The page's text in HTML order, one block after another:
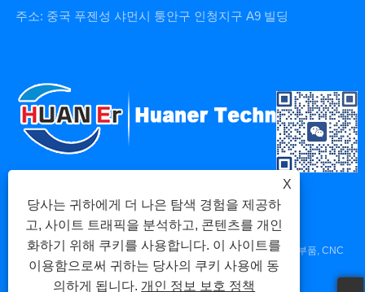
주소: 중국 푸젠성 샤먼시 퉁안구 인청지구 A9 빌딩
저작권 © 2023 Xiamen Huaner Technology Co., Ltd - CNC 기계 부품, CNC
가공 부품, 다이 캐스팅 부품 - 판권 소유.
X
당사는 귀하에게 더 나은 탐색 경험을 제공하
고, 사이트 트래픽을 분석하고, 콘텐츠를 개인
화하기 위해 쿠키를 사용합니다. 이 사이트를
이용함으로써 귀하는 당사의 쿠키 사용에 동
의하게 됩니다. 개인 정보 보호 정책